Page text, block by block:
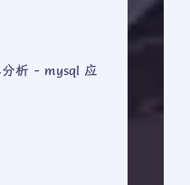
析 - mysql 应